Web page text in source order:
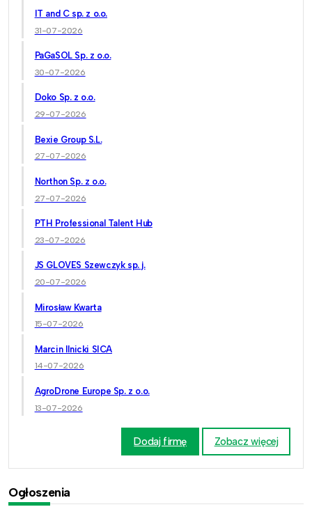
IT and C sp. z o.o.
31-07-2026
PaGaSOL Sp. z o.o.
30-07-2026
Doko Sp. z o.o.
29-07-2026
Bexie Group S.L.
27-07-2026
Northon Sp. z o.o.
27-07-2026
PTH Professional Talent Hub
23-07-2026
JS GLOVES Szewczyk sp. j.
20-07-2026
Mirosław Kwarta
15-07-2026
Marcin Ilnicki SICA
14-07-2026
AgroDrone Europe Sp. z o.o.
13-07-2026
Dodaj firmę Zobacz więcej
Ogłoszenia